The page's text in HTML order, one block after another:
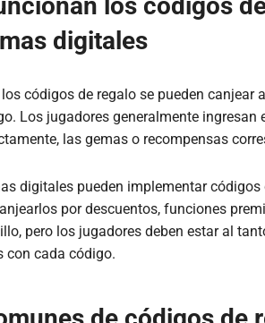
digitales
códigos de regalo se pueden
Los jugadores generalmente
las gemas o recompensas
digitales pueden implementar
por descuentos, funciones
pero los jugadores deben estar al
con cada código.